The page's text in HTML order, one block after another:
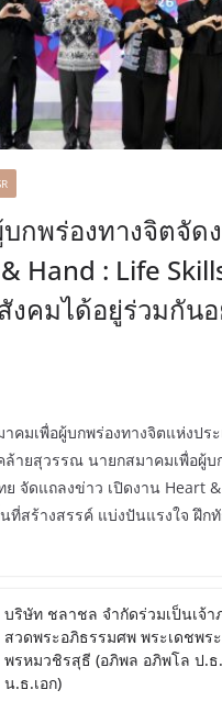
กพร่องทางจิตจัด
Hand : Life
งคมได้อยู่ร่วมกันอ
คมเพื่อผู้บกพร่องทางจิตแห่งปร
ายสุวรรณ นายกสมาคมเพื่อผู้บ
ย จัดแถลงข่าว เปิดงาน Heart
ที่สร้างสรรค์ แบ่งปันแรงใจ ฝึก
บริษัท ชลาชล จำกัดร่วมเป็นเจ้า
สวดพระอภิธรรมศพ พระเดชพร
พรหมวชิรสุธี (อภิพล อภิพโล ป.ธ
น.ธ.เอก)